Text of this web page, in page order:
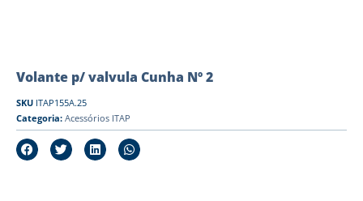
Volante p/ valvula Cunha Nº 2
SKU ITAP155A.25
Categoria: Acessórios ITAP